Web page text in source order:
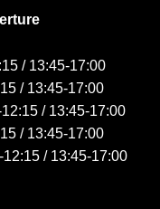
/ 13:45-17:00
/ 13:45-17:00
/ 13:45-17:00
/ 13:45-17:00
/ 13:45-17:00